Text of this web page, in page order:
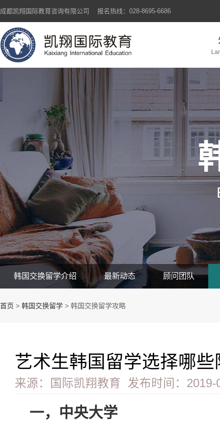
成都凯翔国际教育咨询有限公司 报名热线： 028-8695-6686
韩国交换留学介绍 最新动态 顾问团队
首页 > 韩国交换留学 > 韩国交换留学攻略
艺术生韩国留学选择哪些
来源： 国际凯翔教育 发布时间： 2019-
一，中央大学